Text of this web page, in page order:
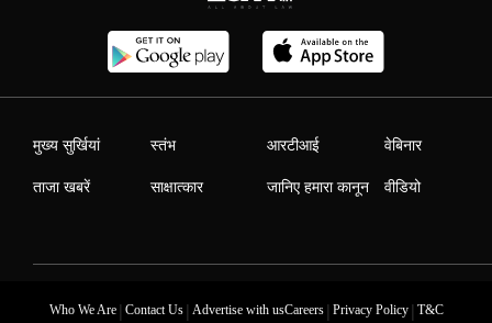
मुख्य सुर्खियां
ताजा खबरें
स्तंभ
साक्षात्कार
आरटीआई
जानिए हमारा कानून
वेबिनार
वीडियो
Who We Are| Contact Us| Advertise with usCareers| Privacy Policy| T&C